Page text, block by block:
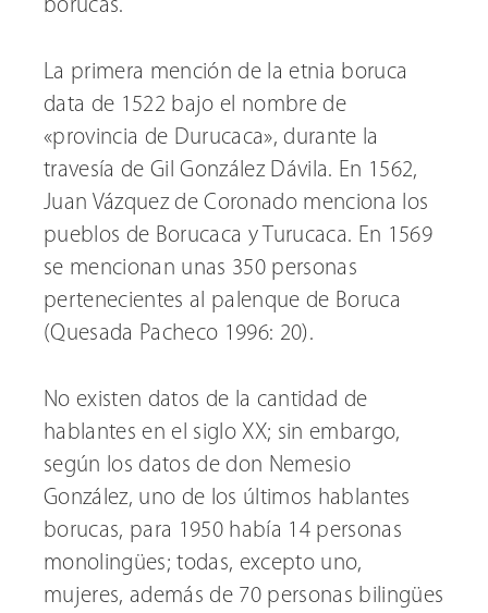
borucas.
La primera mención de la etnia boruca
data de 1522 bajo el nombre de
«provincia de Durucaca», durante la
travesía de Gil González Dávila. En 1562,
Juan Vázquez de Coronado menciona los
pueblos de Borucaca y Turucaca. En 1569
se mencionan unas 350 personas
pertenecientes al palenque de Boruca
(Quesada Pacheco 1996: 20).
No existen datos de la cantidad de
hablantes en el siglo XX; sin embargo,
según los datos de don Nemesio
González, uno de los últimos hablantes
borucas, para 1950 había 14 personas
monolingües; todas, excepto uno,
mujeres, además de 70 personas bilingües